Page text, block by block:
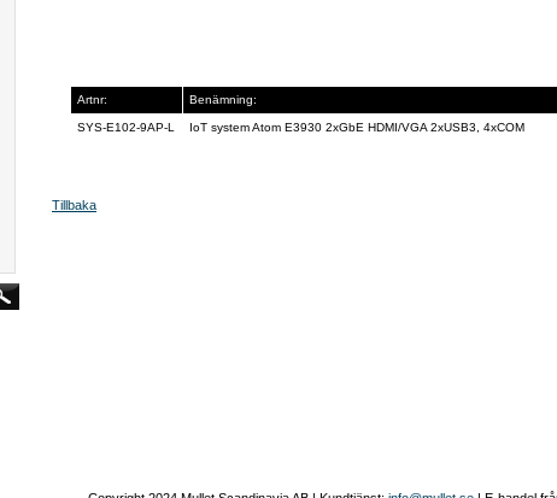
Artnr: Benämning:
SYS-E102-9AP-L IoT system Atom E3930 2xGbE HDMI/VGA 2xUSB3, 4xCOM
Tillbaka